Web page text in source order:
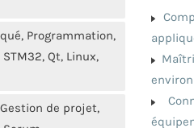
Programmation,
STM32, Qt, Linux,
de projet,